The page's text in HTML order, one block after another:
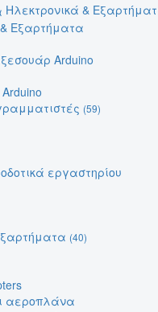
Ηλεκτρονικά &
Εξαρτήματα
Arduino
(59)
εργαστηρίου
(40)
αεροπλάνα